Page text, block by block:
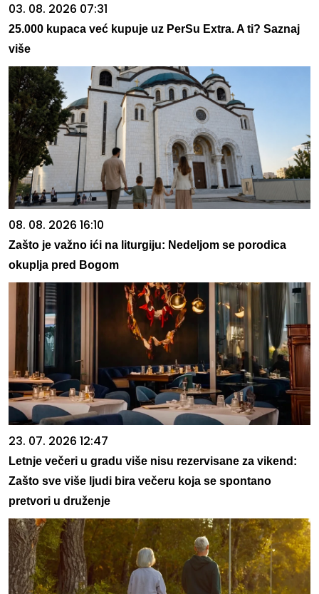
03. 08. 2026 07:31
25.000 kupaca već kupuje uz PerSu Extra. A ti? Saznaj
više
08. 08. 2026 16:10
Zašto je važno ići na liturgiju: Nedeljom se porodica
okuplja pred Bogom
23. 07. 2026 12:47
Letnje večeri u gradu više nisu rezervisane za vikend:
Zašto sve više ljudi bira večeru koja se spontano
pretvori u druženje